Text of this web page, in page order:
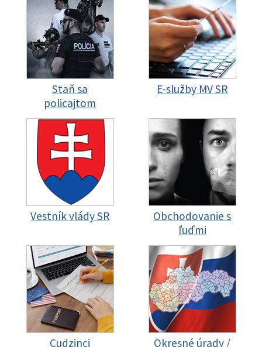
Staň sa
policajtom
E-služby MV SR
Vestník vlády SR
Obchodovanie s
ľuďmi
Cudzinci
Okresné úrady /